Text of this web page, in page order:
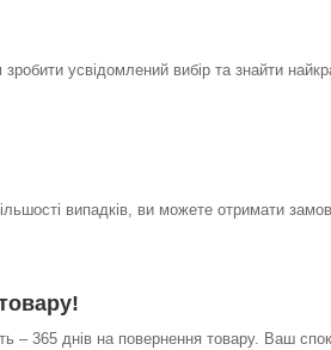
усвідомлений вибір та знайти
випадків, ви можете отримати
– 365 днів на повернення товару. Ваш